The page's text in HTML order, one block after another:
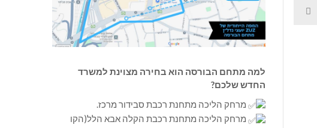
למה מתחם הבורסה הוא בחירה מצוינת למשרד
החדש שלכם?
מרחק הליכה מתחנת רכבת סבידור מרכז.
מרחק הליכה מתחנת רכבת הקלה אבא הלל(הקו